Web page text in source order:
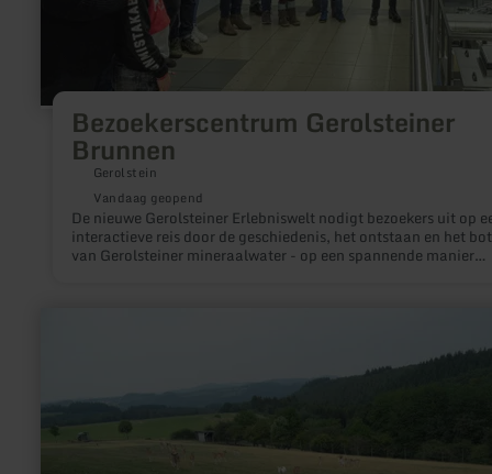
Bezoekerscentrum Gerolsteiner
Brunnen
Gerolstein
Vandaag geopend
De nieuwe Gerolsteiner Erlebniswelt nodigt bezoekers uit op
interactieve reis door de geschiedenis, het ontstaan en het
van Gerolsteiner mineraalwater - op een spannende manier
|
Winnerath